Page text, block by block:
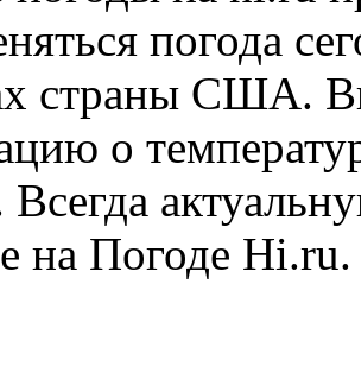
погода
страны США.
о
Всегда
на Погоде Hi.ru.